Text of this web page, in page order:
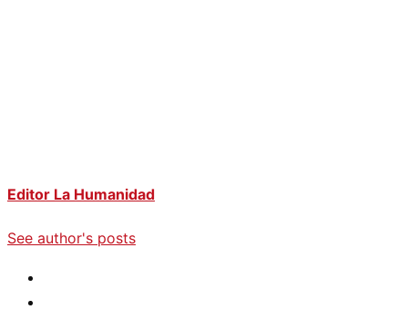
Editor La Humanidad
See author's posts